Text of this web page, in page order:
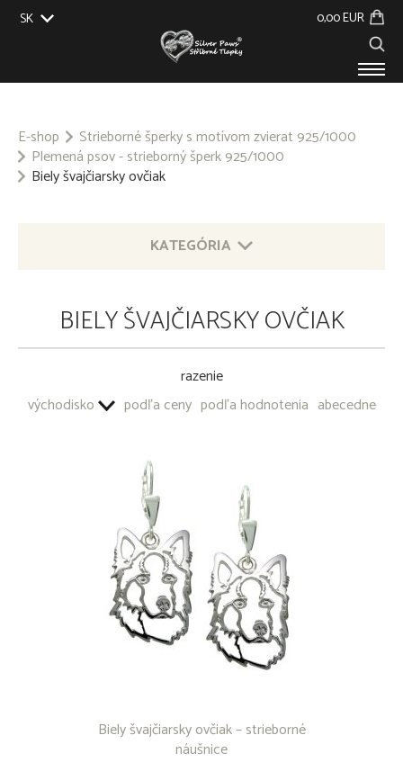
SK
0,00 EUR
O NÁS
E-shop
Strieborné šperky s motívom zvierat 925/1000
Plemená psov - strieborný šperk 925/1000
Biely švajčiarsky ovčiak
KATEGÓRIA
PRÍVESOK NA KĽÚČE - OBECNÝ KOV
BIELY ŠVAJČIARSKY OVČIAK
razenie
východisko
podľa ceny podľa hodnotenia abecedne
Biely švajčiarsky ovčiak – strieborné
náušnice